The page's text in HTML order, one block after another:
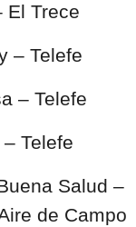
Trece
– Telefe
– Telefe
Telefe
Salud –
de Campo